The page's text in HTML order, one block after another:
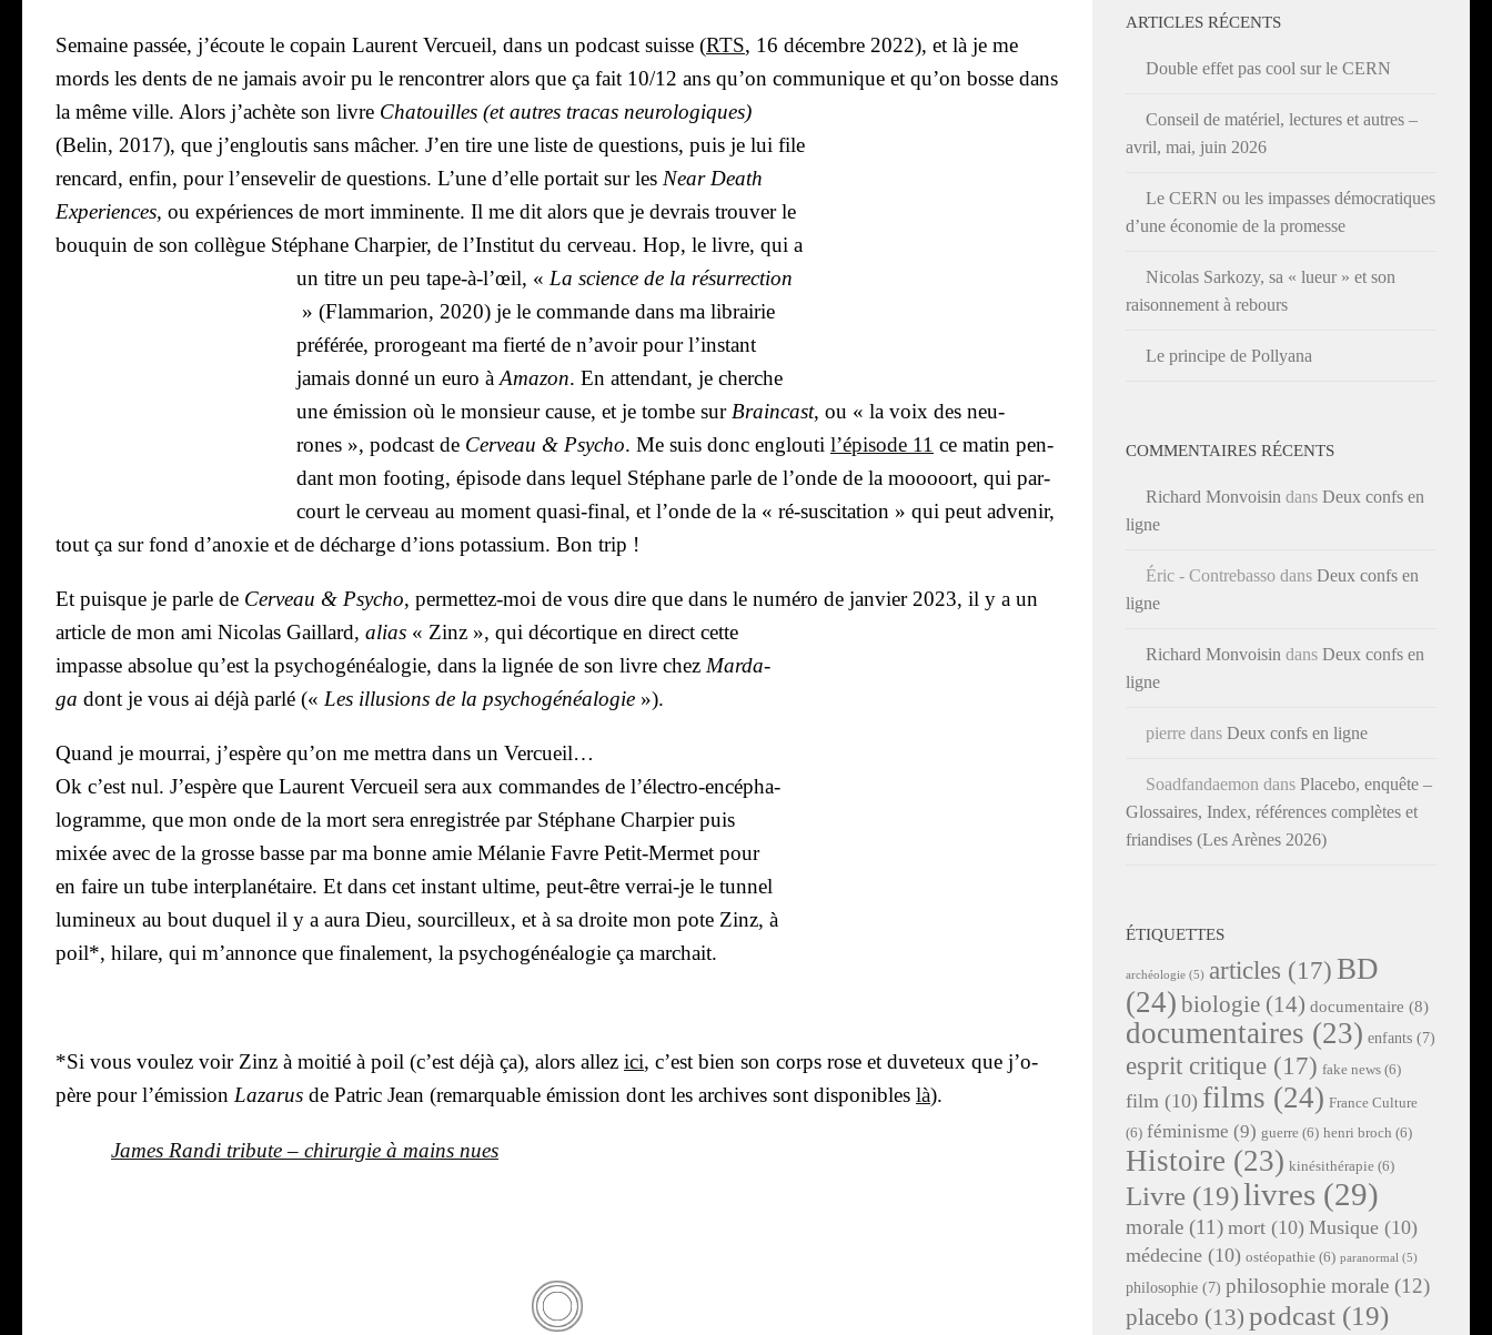
Semaine pas­sée, j’é­coute le copain Laurent Ver­cueil, dans un pod­cast suisse (RTS, 16 décembre 2022), et là je me
mords les dents de ne jamais avoir pu le ren­con­trer alors que ça fait 10/12 ans qu’on com­mu­nique et qu’on bosse dans
la même ville. Alors j’a­chète son livre Cha­touilles (etautres tra­cas neu­ro­lo­giques)
(Belin, 2017), que j’en­glou­tis sans mâcher. J’en tire une liste de ques­tions, puis je lui file
ren­card, enfin, pour l’en­se­ve­lir de ques­tions. L’une d’elle por­tait sur les Near Death
Expe­riences, ou expé­riences de mort immi­nente. Il me dit alors que je devrais trou­ver le
bou­quin de son col­lègue Sté­phane Char­pier, de l’Ins­ti­tut du cer­veau. Hop, le livre, qui a
un titre un peu tape-à‑l’œil, « La science de la résur­rec­tion
» (Flam­ma­rion, 2020) je le com­mande dans ma librai­rie
pré­fé­rée, pro­ro­geant ma fier­té de n’a­voir pour l’ins­tant
jamais don­né un euro à Ama­zon. En atten­dant, je cherche
une émis­sion où le mon­sieur cause, et je tombe sur Brain­cast, ou « la voix des neu­
rones », pod­cast de Cer­veau & Psy­cho. Me suis donc englou­ti l’é­pi­sode 11 ce matin pen­
dant mon foo­ting, épi­sode dans lequel Sté­phane parle de l’onde de la mooooort, qui par­
court le cer­veau au moment qua­si-final, et l’onde de la « ré-sus­ci­ta­tion » qui peut adve­nir,
tout ça sur fond d’a­noxie et de décharge d’ions potas­sium. Bon trip !
Et puisque je parle de Cer­veau & Psy­cho, per­met­tez-moi de vous dire que dans le numé­ro de jan­vier 2023, il y a un
article de mon ami Nico­las Gaillard, alias « Zinz », qui décor­tique en direct cette
impasse abso­lue qu’est la psy­cho­gé­néa­lo­gie, dans la lignée de son livre chez Mar­da­
ga dont je vous ai déjà par­lé (« Les illu­sions de la psy­cho­gé­néa­lo­gie »).
Quand je mour­rai, j’es­père qu’on me met­tra dans un Ver­cueil…
Ok c’est nul. J’es­père que Laurent Ver­cueil sera aux com­mandes de l’élec­tro-encé­pha­
lo­gramme, que mon onde de la mort sera enre­gis­trée par Sté­phane Char­pier puis
mixée avec de la grosse basse par ma bonne amie Méla­nie Favre Petit-Mer­met pour
en faire un tube inter­pla­né­taire. Et dans cet ins­tant ultime, peut-être ver­rai-je le tun­nel
lumi­neux au bout duquel il y a aura Dieu, sour­cilleux, et à sa droite mon pote Zinz, à
poil*, hilare, qui m’an­nonce que fina­le­ment, la psy­cho­gé­néa­lo­gie ça mar­chait.
*Si vous vou­lez voir Zinz à moi­tié à poil (c’est déjà ça), alors allez ici, c’est bien son corps rose et duve­teux que j’o­
père pour l’é­mis­sion Laza­rus de Patric Jean (remar­quable émis­sion dont les archives sont dis­po­nibles là).
James Ran­di tri­bute – chi­rur­gie à mains nues
ARTICLES RÉCENTS
Double effet pas cool sur le CERN
Conseil de matériel, lectures et autres –
avril, mai, juin 2026
Le CERN ou les impasses démocratiques
d’une économie de la promesse
Nicolas Sarkozy, sa « lueur » et son
raisonnement à rebours
Le principe de Pollyana
COMMENTAIRES RÉCENTS
Richard Monvoisin dans Deux confs en
ligne
Éric - Contrebasso dans Deux confs en
ligne
Richard Monvoisin dans Deux confs en
ligne
pierre dans Deux confs en ligne
Soadfandaemon dans Placebo, enquête –
Glossaires, Index, références complètes et
friandises (Les Arènes 2026)
ÉTIQUETTES
archéologie (5) articles (17) BD
(24) biologie (14) documentaire (8)
documentaires (23) enfants (7)
esprit critique (17) fake news (6)
film (10) films (24) France Culture
(6) féminisme (9) guerre (6) henri broch (6)
Histoire (23) kinésithérapie (6)
Livre (19)livres (29)
morale (11) mort (10) Musique (10)
médecine (10) ostéopathie (6) paranormal (5)
philosophie (7) philosophie morale (12)
placebo (13) podcast (19)